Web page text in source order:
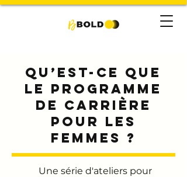
Qu’est-ce que
le Programme
de carrière
pour les
femmes ?
Une série d'ateliers pour